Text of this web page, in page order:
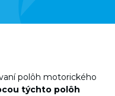
polôh motorického
týchto polôh